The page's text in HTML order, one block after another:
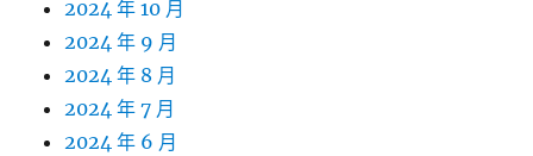
2024 年 10 月
2024 年 9 月
2024 年 8 月
2024 年 7 月
2024 年 6 月